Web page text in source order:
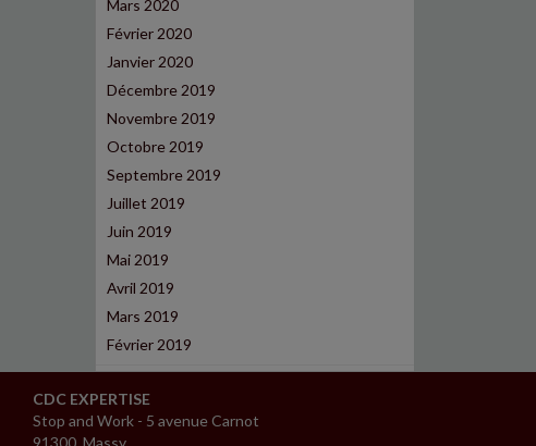
Mars 2020
Février 2020
Janvier 2020
Décembre 2019
Novembre 2019
Octobre 2019
Septembre 2019
Juillet 2019
Juin 2019
Mai 2019
Avril 2019
Mars 2019
Février 2019
CDC EXPERTISE
Stop and Work - 5 avenue Carnot
91300 Massy